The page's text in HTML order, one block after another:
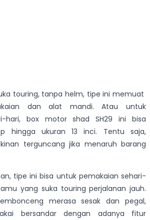
touring, tanpa helm, tipe ini memuat
dan alat mandi. Atau untuk
hari, box motor shad SH29 ini bisa
hingga ukuran 13 inci. Tentu saja,
terguncang jika menaruh barang
tipe ini bisa untuk pemakaian sehari-
yang suka touring perjalanan jauh.
merasa sesak dan pegal,
bersandar dengan adanya fitur